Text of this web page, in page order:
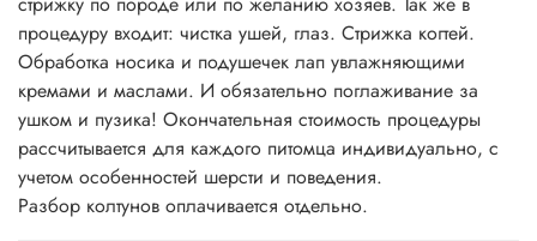
процедуру входит: чистка ушей, глаз. Стрижка когтей.
Обработка носика и подушечек лап увлажняющими
кремами и маслами. И обязательно поглаживание за
ушком и пузика! Окончательная стоимость процедуры
рассчитывается для каждого питомца индивидуально, с
учетом особенностей шерсти и поведения.
Разбор колтунов оплачивается отдельно.